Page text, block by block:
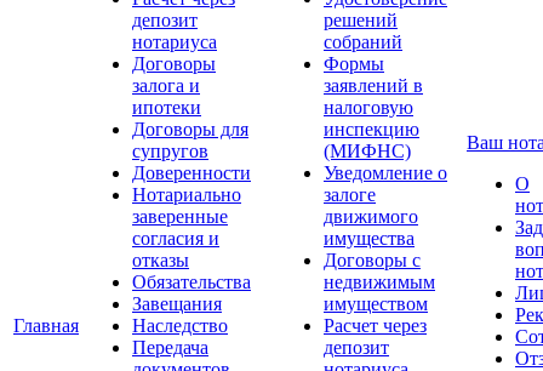
Главная
депозит
нотариуса
Договоры
залога и
ипотеки
Договоры для
супругов
Доверенности
Нотариально
заверенные
согласия и
отказы
Обязательства
Завещания
Наследство
Передача
решений
собраний
Формы
заявлений в
налоговую
инспекцию
(МИФНС)
Уведомление о
залоге
движимого
имущества
Договоры с
недвижимым
имуществом
Расчет через
депозит
Ваш
О